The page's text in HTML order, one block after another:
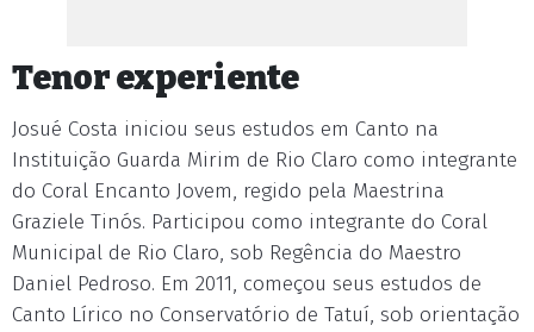
Tenor experiente
Josué Costa iniciou seus estudos em Canto na
Instituição Guarda Mirim de Rio Claro como integrante
do Coral Encanto Jovem, regido pela Maestrina
Graziele Tinós. Participou como integrante do Coral
Municipal de Rio Claro, sob Regência do Maestro
Daniel Pedroso. Em 2011, começou seus estudos de
Canto Lírico no Conservatório de Tatuí, sob orientação